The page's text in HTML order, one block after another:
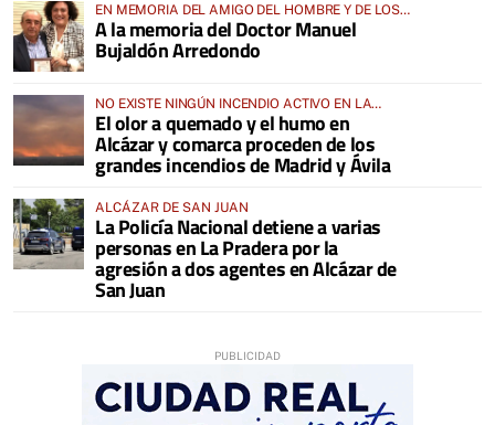
EN MEMORIA DEL AMIGO DEL HOMBRE Y DE LOS
ANIMALES
A la memoria del Doctor Manuel
Bujaldón Arredondo
NO EXISTE NINGÚN INCENDIO ACTIVO EN LA
COMARCA
El olor a quemado y el humo en
Alcázar y comarca proceden de los
grandes incendios de Madrid y Ávila
ALCÁZAR DE SAN JUAN
La Policía Nacional detiene a varias
personas en La Pradera por la
agresión a dos agentes en Alcázar de
San Juan